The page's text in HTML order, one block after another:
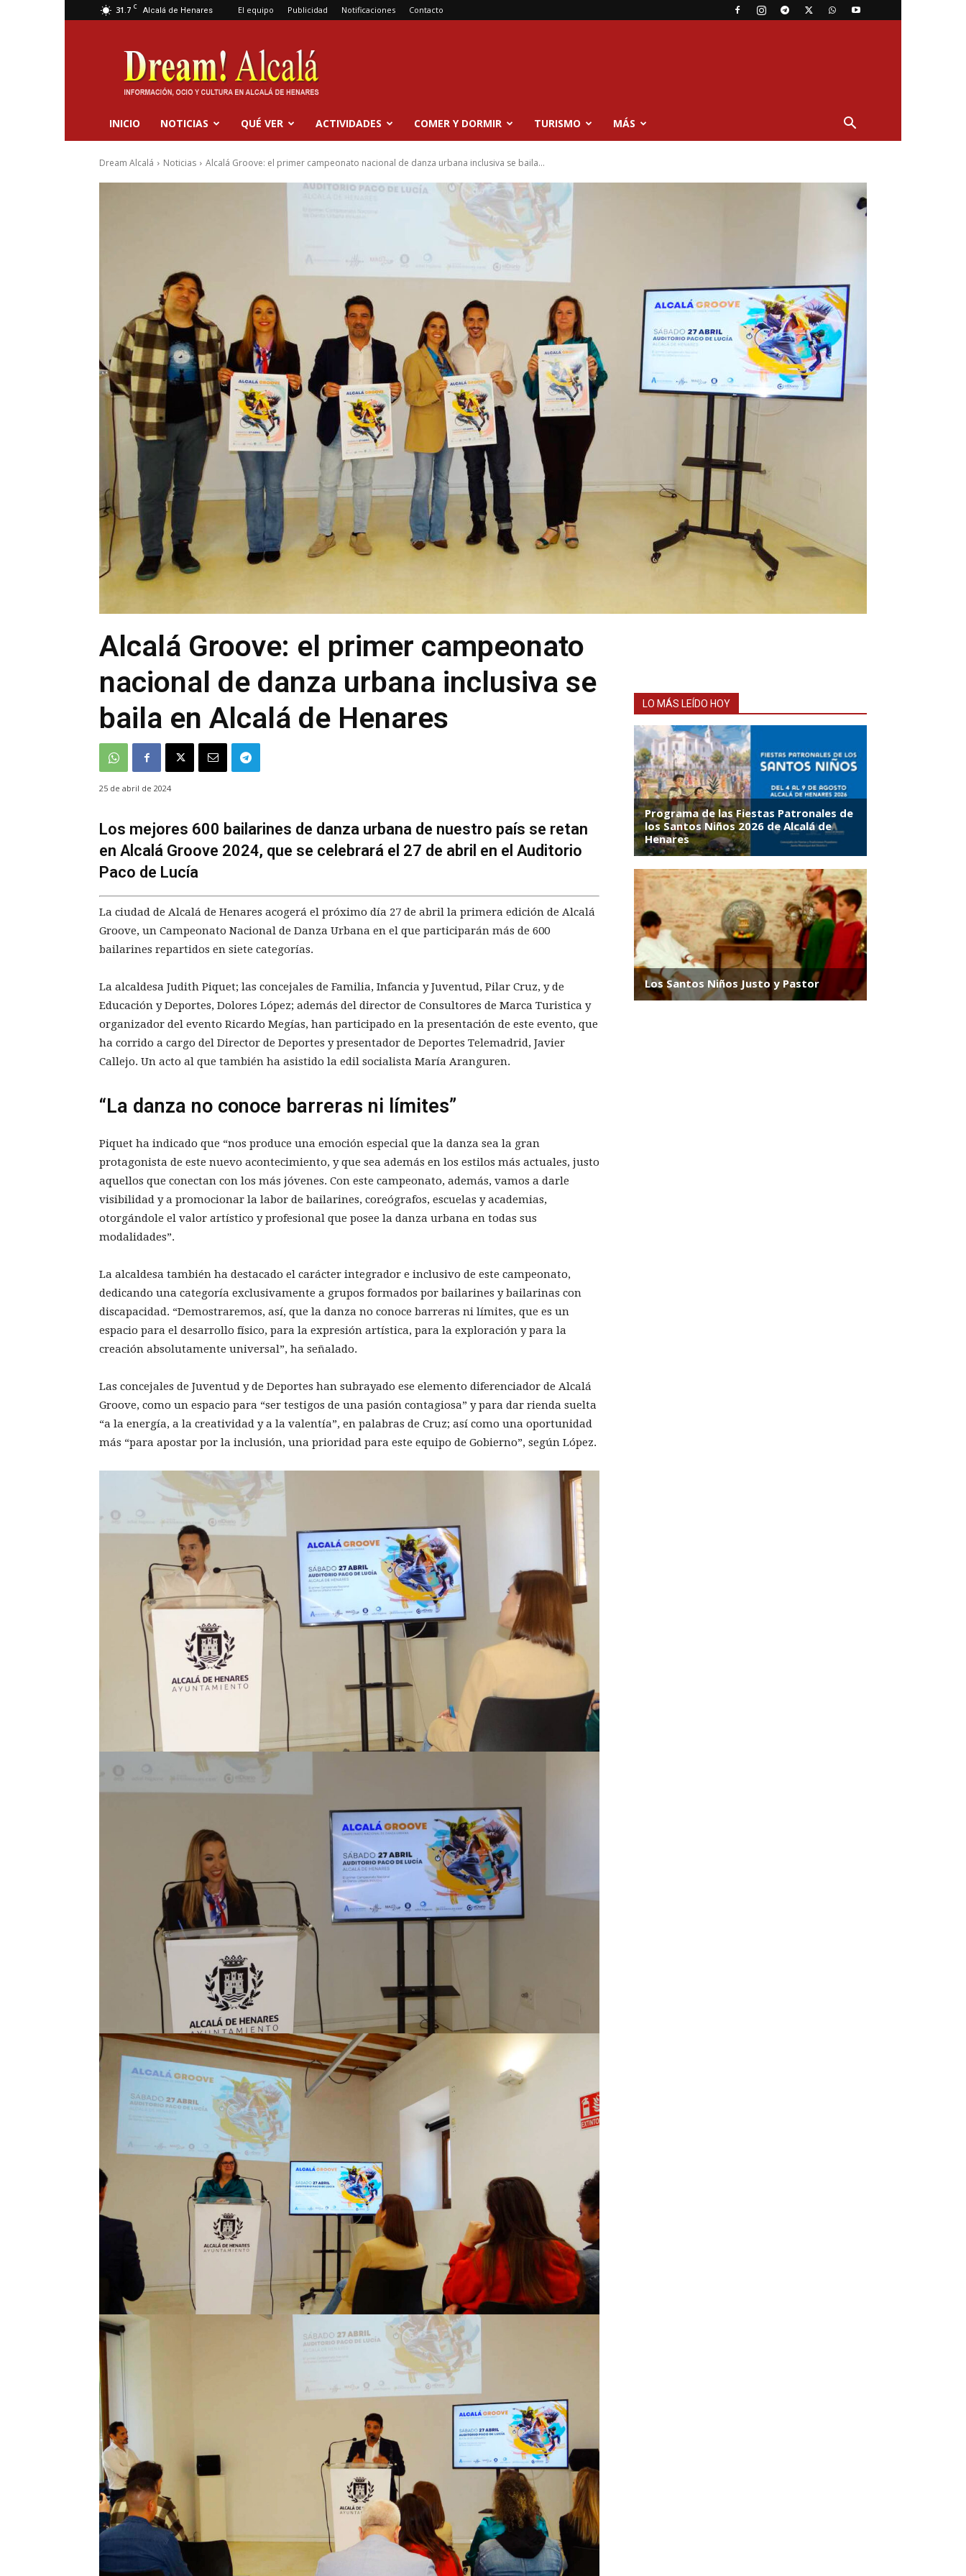
31.7 C Alcalá de Henares El equipo Publicidad Notificaciones Contacto
Dream
Alcalá
INICIO NOTICIAS QUÉ VER ACTIVIDADES COMER Y DORMIR TURISMO MÁS
Dream Alcalá Noticias Alcalá Groove: el primer campeonato nacional de danza urbana inclusiva se baila...
Alcalá Groove: el primer campeonato
nacional de danza urbana inclusiva se
baila en Alcalá de Henares
25 de abril de 2024
Los mejores 600 bailarines de danza urbana de nuestro país se retan
en Alcalá Groove 2024, que se celebrará el 27 de abril en el Auditorio
Paco de Lucía
La ciudad de Alcalá de Henares acogerá el próximo día 27 de abril la primera edición de Alcalá
Groove, un Campeonato Nacional de Danza Urbana en el que participarán más de 600
bailarines repartidos en siete categorías.
La alcaldesa Judith Piquet; las concejales de Familia, Infancia y Juventud, Pilar Cruz, y de
Educación y Deportes, Dolores López; además del director de Consultores de Marca Turistica y
organizador del evento Ricardo Megías, han participado en la presentación de este evento, que
ha corrido a cargo del Director de Deportes y presentador de Deportes Telemadrid, Javier
Callejo. Un acto al que también ha asistido la edil socialista María Aranguren.
“La danza no conoce barreras ni límites”
Piquet ha indicado que “nos produce una emoción especial que la danza sea la gran
protagonista de este nuevo acontecimiento, y que sea además en los estilos más actuales, justo
aquellos que conectan con los más jóvenes. Con este campeonato, además, vamos a darle
visibilidad y a promocionar la labor de bailarines, coreógrafos, escuelas y academias,
otorgándole el valor artístico y profesional que posee la danza urbana en todas sus
modalidades”.
La alcaldesa también ha destacado el carácter integrador e inclusivo de este campeonato,
dedicando una categoría exclusivamente a grupos formados por bailarines y bailarinas con
discapacidad. “Demostraremos, así, que la danza no conoce barreras ni límites, que es un
espacio para el desarrollo físico, para la expresión artística, para la exploración y para la
creación absolutamente universal”, ha señalado.
Las concejales de Juventud y de Deportes han subrayado ese elemento diferenciador de Alcalá
Groove, como un espacio para “ser testigos de una pasión contagiosa” y para dar rienda suelta
“a la energía, a la creatividad y a la valentía”, en palabras de Cruz; así como una oportunidad
más “para apostar por la inclusión, una prioridad para este equipo de Gobierno”, según López.
LO MÁS LEÍDO HOY